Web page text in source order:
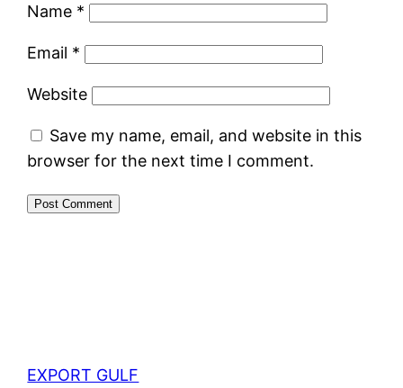
Name *
Email *
Website
Save my name, email, and website in this
browser for the next time I comment.
EXPORT GULF